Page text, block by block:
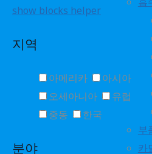
부
카
show blocks helper
지역
아메리카
아시아
오세아니아
유럽
중동
한국
분야